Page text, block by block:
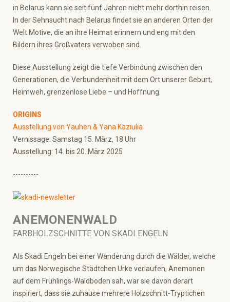
in Belarus kann sie seit fünf Jahren nicht mehr dorthin reisen.
In der Sehnsucht nach Belarus findet sie an anderen Orten der
Welt Motive, die an ihre Heimat erinnern und eng mit den
Bildern ihres Großvaters verwoben sind.
Diese Ausstellung zeigt die tiefe Verbindung zwischen den
Generationen, die Verbundenheit mit dem Ort unserer Geburt,
Heimweh, grenzenlose Liebe – und Hoffnung.
ORIGINS
Ausstellung von Yauhen & Yana Kaziulia
Vernissage: Samstag 15. März, 18 Uhr
Ausstellung: 14. bis 20. März 2025
----------
ANEMONENWALD
FARBHOLZSCHNITTE VON SKADI ENGELN
Als Skadi Engeln bei einer Wanderung durch die Wälder, welche
um das Norwegische Städtchen Urke verlaufen, Anemonen
auf dem Frühlings-Waldboden sah, war sie davon derart
inspiriert, dass sie zuhause mehrere Holzschnitt-Tryptichen